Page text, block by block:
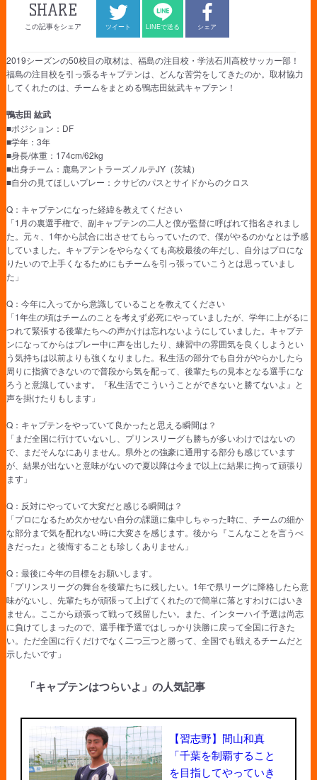
SHARE
この記事をシェア ツイート LINEで送る シェア
2019シーズンの50校目の取材は、福島の注目校・学法石川高校サッカー部！
福島の注目校を引っ張るキャプテンは、どんな苦労をしてきたのか。取材協力
してくれたのは、チームをまとめる鴨志田紘武キャプテン！
鴨志田 紘武
■ポジション：DF
■学年：3年
■身長/体重：174cm/62kg
■出身チーム：鹿島アントラーズノルテJY（茨城）
■自分の見てほしいプレー：クサビのパスとサイドからのクロス
Q：キャプテンになった経緯を教えてください
「1月の裏選手権で、副キャプテンの二人と僕が監督に呼ばれて指名されまし
た。元々、1年から試合に出させてもらっていたので、僕がやるのかなとは予感
していました。キャプテンをやらなくても高校最後の年だし、自分はプロにな
りたいので上手くなるためにもチームを引っ張っていこうとは思っていまし
た」
Q：今年に入ってから意識していることを教えてください
「1年生の頃はチームのことを考えず必死にやっていましたが、学年に上がるに
つれて緊張する後輩たちへの声かけは忘れないようにしていました。キャプテ
ンになってからはプレー中に声を出したり、練習中の雰囲気を良くしようとい
う気持ちは以前よりも強くなりました。私生活の部分でも自分がやらかしたら
周りに指摘できないので普段から気を配って、後輩たちの見本となる選手にな
ろうと意識しています。『私生活でこういうことができないと勝てないよ』と
声を掛けたりもします」
Q：キャプテンをやっていて良かったと思える瞬間は？
「まだ全国に行けていないし、プリンスリーグも勝ちが多いわけではないの
で、まだそんなにありません。県外との強豪に通用する部分も感じています
が、結果が出ないと意味がないので夏以降は今まで以上に結果に拘って頑張り
ます」
Q：反対にやっていて大変だと感じる瞬間は？
「プロになるため欠かせない自分の課題に集中しちゃった時に、チームの細か
な部分まで気を配れない時に大変さを感じます。後から『こんなことを言うべ
きだった』と後悔することも珍しくありません」
Q：最後に今年の目標をお願いします。
「プリンスリーグの舞台を後輩たちに残したい。1年で県リーグに降格したら意
味がないし、先輩たちが頑張って上げてくれたので簡単に落とすわけにはいき
ません。ここから頑張って戦って残留したい。また、インターハイ予選は尚志
に負けてしまったので、選手権予選ではしっかり決勝に戻って全国に行きた
い。ただ全国に行くだけでなく二つ三つと勝って、全国でも戦えるチームだと
示したいです」
「キャプテンはつらいよ」の人気記事
【習志野】間山和真
「千葉を制覇すること
を目指してやっていき